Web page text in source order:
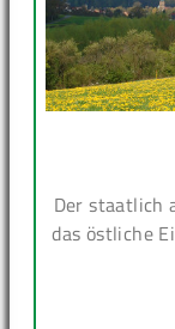
Der staatlich
das östliche